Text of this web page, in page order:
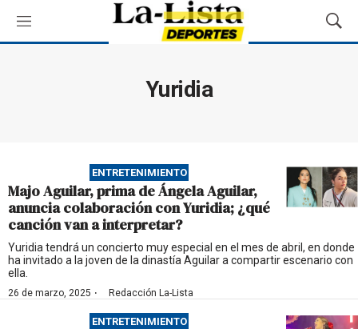
M
e
M
o
ú
s
q
u
d
a
Yuridia
ENTRETENIMIENTO
Majo Aguilar, prima de Ángela Aguilar,
anuncia colaboración con Yuridia; ¿qué
canción van a interpretar?
Yuridia tendrá un concierto muy especial en el mes de abril, en donde
ha invitado a la joven de la dinastía Aguilar a compartir escenario con
ella.
26 de marzo, 2025 · Redacción La-Lista
ENTRETENIMIENTO